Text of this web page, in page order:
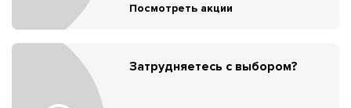
Посмотреть акции
Затрудняетесь с выбором?